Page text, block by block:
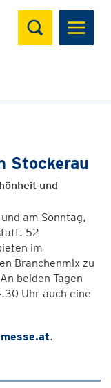
Suchen
Stockerau
und
am Sonntag,
52
im
Branchenmix zu
beiden Tagen
Uhr auch eine
.